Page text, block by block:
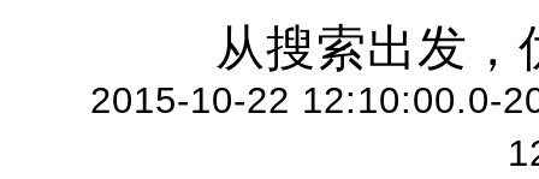
从搜索出发
2015-10-22 12:10:00.0-